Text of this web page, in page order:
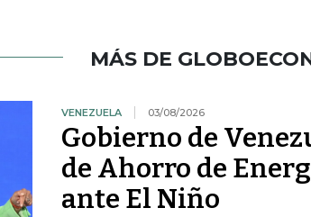
MÁS DE
VENEZUELA 03/08/2026
Gobierno de
de Ahorro de
ante El Niño